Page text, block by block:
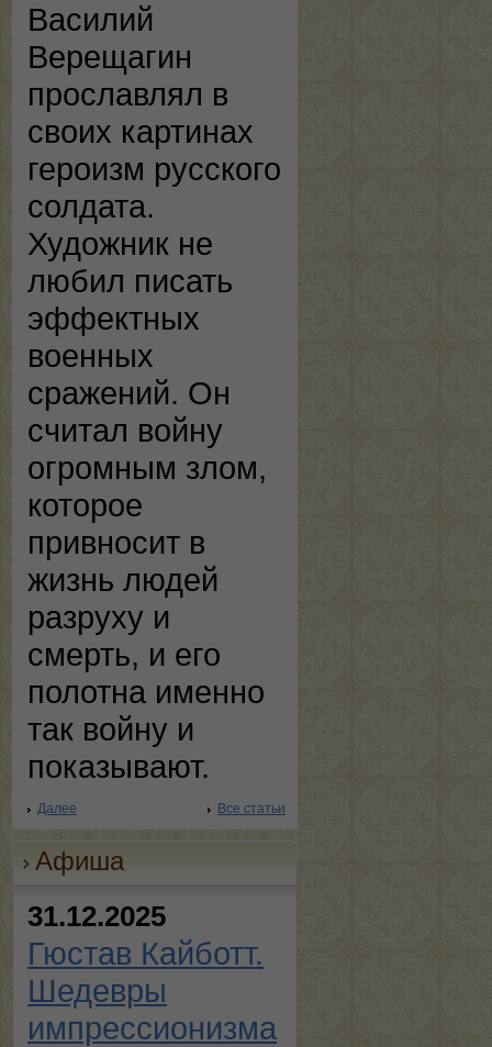
Василий
Верещагин
прославлял в
своих картинах
героизм русского
солдата.
Художник не
любил писать
эффектных
военных
сражений. Он
считал войну
огромным злом,
которое
привносит в
жизнь людей
разруху и
смерть, и его
полотна именно
так войну и
показывают.
Далее Все статьи
Афиша
31.12.2025
Гюстав Кайботт.
Шедевры
импрессионизма